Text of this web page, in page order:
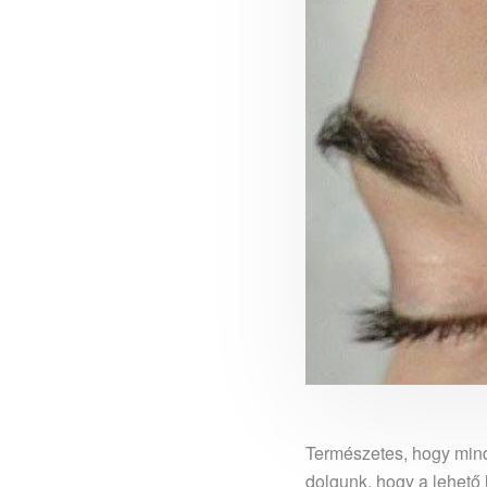
Természetes, hogy
dolgunk, hogy a